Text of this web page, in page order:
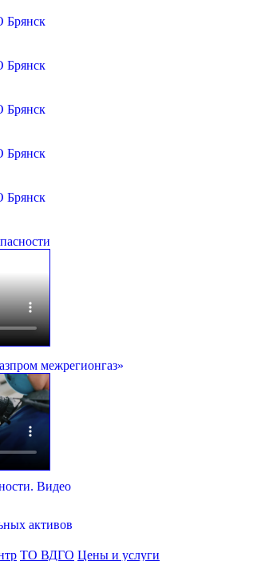
Брянск
Брянск
Брянск
Брянск
Брянск
межрегионгаз»
Видео
активов
ТО ВДГО Цены и услуги